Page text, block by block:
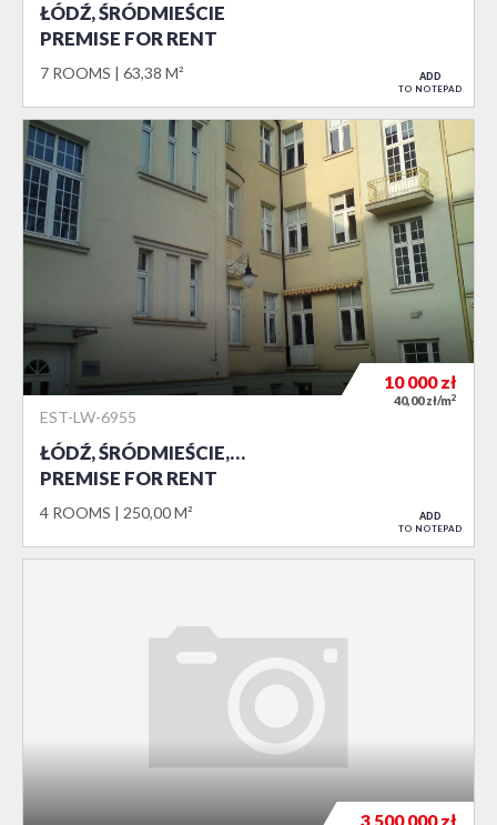
ŁÓDŹ, ŚRÓDMIEŚCIE
PREMISE FOR RENT
7 ROOMS 63,38 M² ADD
TO NOTEPAD
EST-LW-6955
ŁÓDŹ, ŚRÓDMIEŚCIE,…
PREMISE FOR RENT
4 ROOMS 250,00 M²
10 000zł
40,00 zł/m2
ADD
TO NOTEPAD
3 500 000zł